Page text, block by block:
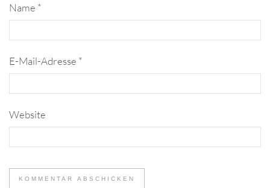
Name *
E-Mail-Adresse *
Website